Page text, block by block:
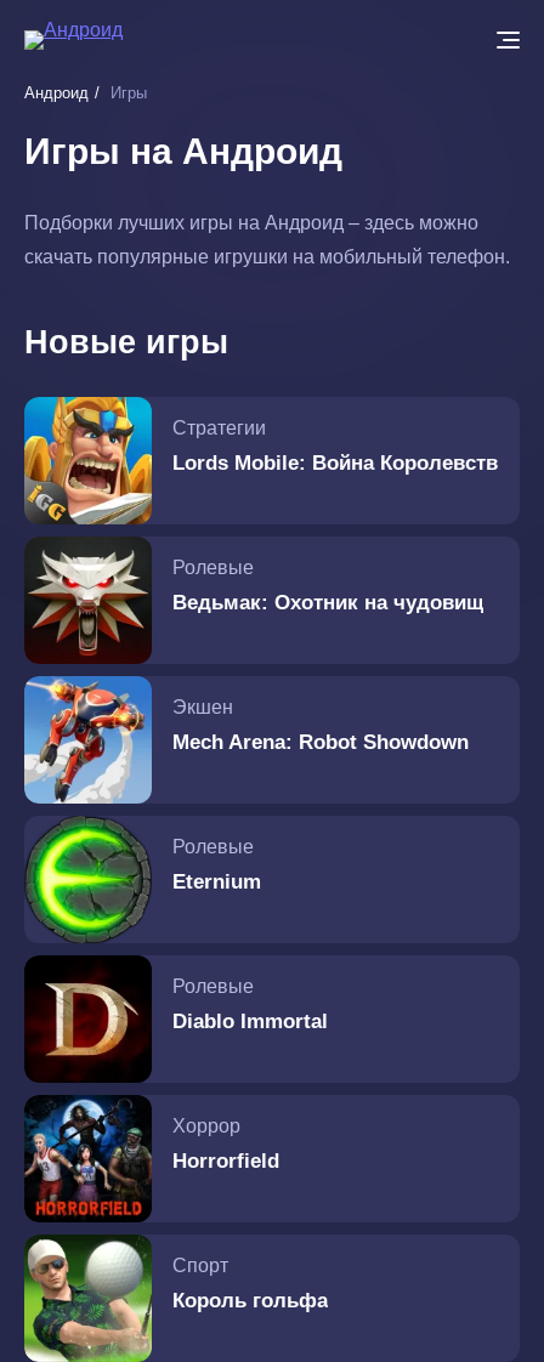
основному
Андроид Игры
Игры на Андроид
Подборки лучших игры на Андроид – здесь можно
скачать популярные игрушки на мобильный телефон.
Новые игры
Стратегии
Lords Mobile: Война Королевств
Ролевые
Ведьмак: Охотник на чудовищ
Экшен
Mech Arena: Robot Showdown
Ролевые
Eternium
Ролевые
Diablo Immortal
Хоррор
Horrorfield
Спорт
Король гольфа